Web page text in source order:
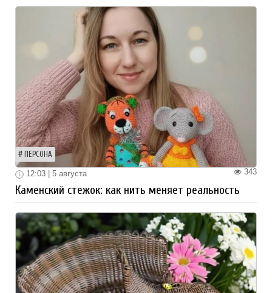
ПЕРСОНА
343
12:03 | 5 августа
Каменский стежок: как нить меняет реальность